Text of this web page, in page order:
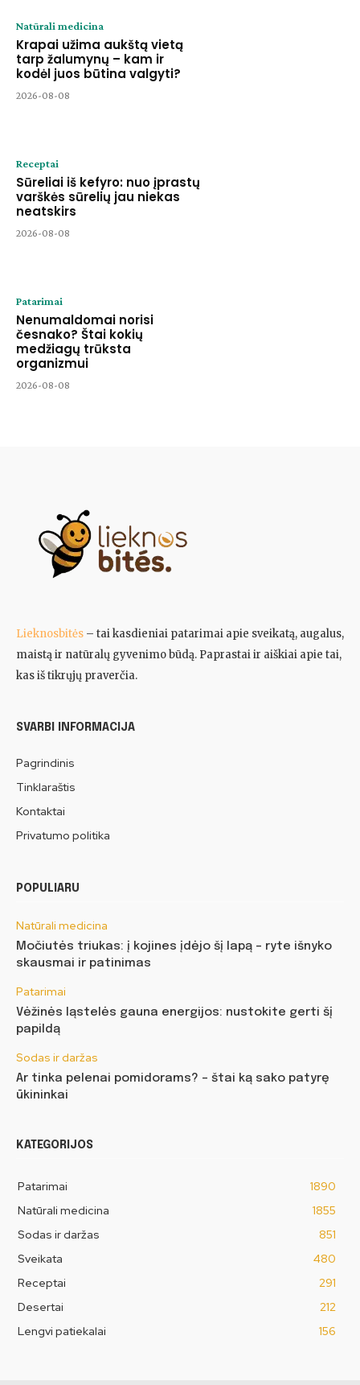
Natūrali medicina
Krapai užima aukštą vietą
tarp žalumynų – kam ir
kodėl juos būtina valgyti?
2026-08-08
Receptai
Sūreliai iš kefyro: nuo įprastų
varškės sūrelių jau niekas
neatskirs
2026-08-08
Patarimai
Nenumaldomai norisi
česnako? Štai kokių
medžiagų trūksta
organizmui
2026-08-08
Lieknosbitės – tai kasdieniai patarimai apie sveikatą, augalus,
maistą ir natūralų gyvenimo būdą. Paprastai ir aiškiai apie tai,
kas iš tikrųjų praverčia.
SVARBI INFORMACIJA
Pagrindinis
Tinklaraštis
Kontaktai
Privatumo politika
POPULIARU
Natūrali medicina
Močiutės triukas: į kojines įdėjo šį lapą – ryte išnyko
skausmai ir patinimas
Patarimai
Vėžinės ląstelės gauna energijos: nustokite gerti šį
papildą
Sodas ir daržas
Ar tinka pelenai pomidorams? – štai ką sako patyrę
ūkininkai
KATEGORIJOS
Patarimai
1890
Natūrali medicina
1855
Sodas ir daržas
851
Sveikata
480
Receptai
291
Desertai
212
Lengvi patiekalai
156